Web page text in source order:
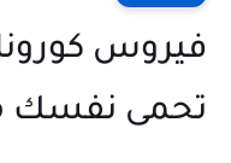
فيروس
تحمى نفسك